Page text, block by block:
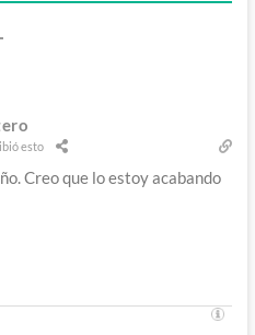
esto
Creo que lo estoy acabando